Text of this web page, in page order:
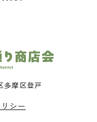
多摩区登戸
シー